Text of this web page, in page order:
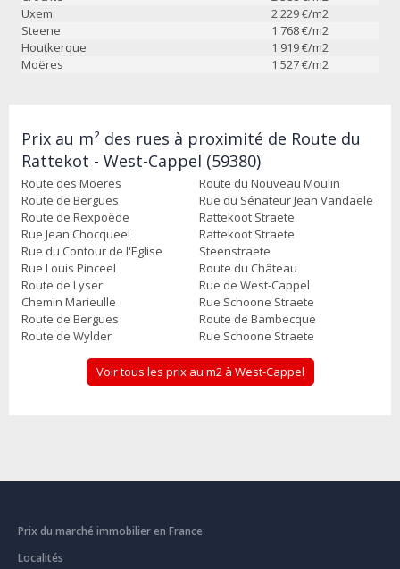
Uxem
2 229€/m2
Steene
1 768€/m2
Houtkerque
1 919€/m2
Moëres
1 527€/m2
Prix au m² des rues à proximité de Route du
Rattekot - West-Cappel (59380)
Route des Moëres
Route du Nouveau Moulin
Route de Bergues
Rue du Sénateur Jean Vandaele
Route de Rexpoëde
Rattekoot Straete
Rue Jean Chocqueel
Rattekoot Straete
Rue du Contour de l'Eglise
Steenstraete
Rue Louis Pinceel
Route du Château
Route de Lyser
Rue de West-Cappel
Chemin Marieulle
Rue Schoone Straete
Route de Bergues
Route de Bambecque
Route de Wylder
Rue Schoone Straete
Voir tous les prix au m2 à West-Cappel
Prix du marché immobilier en France
Localités